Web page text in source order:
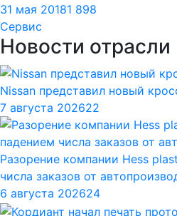
31 мая 20181 898
Сервис
Новости отрасли
Nissan представил новый
7 августа 202622
Разорение компании Hess
числа заказов от
6 августа 202624